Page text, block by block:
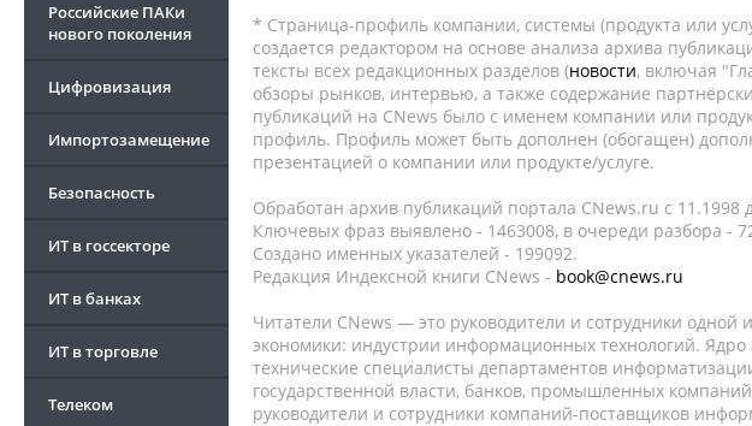
Российские ПАКи
нового поколения
Цифровизация
Импортозамещение
Безопасность
ИТ в госсекторе
ИТ в банках
ИТ в торговле
Телеком
* Страница-профиль компании, системы (продукта или
создается редактором на основе анализа архива
тексты всех редакционных разделов (новости, включая
обзоры рынков, интервью, а также содержание
публикаций на CNews было с именем компании или
профиль. Профиль может быть дополнен (обогащен)
презентацией о компании или продукте/услуге.
Обработан архив публикаций портала CNews.ru c 11.1998
Ключевых фраз выявлено - 1463008, в очереди разбора -
Создано именных указателей - 199092.
Редакция Индексной книги CNews - book@cnews.ru
Читатели CNews — это руководители и сотрудники
экономики: индустрии информационных технологий.
технические специалисты департаментов
государственной власти, банков, промышленных
руководители и сотрудники компаний-поставщиков